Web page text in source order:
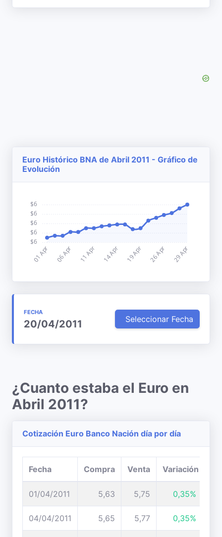
Euro Histórico BNA de Abril 2011 - Gráfico de
Evolución
FECHA
20/04/2011 Seleccionar Fecha
¿Cuanto estaba el Euro en
Abril 2011?
Cotización Euro Banco Nación día por día
Fecha Compra Venta Variación
01/04/2011 5,63 5,75 0,35%
04/04/2011 5,65 5,77 0,35%